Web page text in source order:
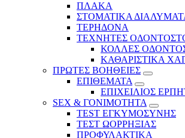
ΠΛΑΚΑ
ΣΤΟΜΑΤΙΚΑ
ΤΕΡΗΔΟΝΑ
ΤΕΧΝΗΤΕΣ
ΚΟΛΛΕΣ
ΚΑΘΑΡΙΣΤΙΚΑ
ΠΡΩΤΕΣ ΒΟΗΘΕΙΕΣ
ΕΠΙΘΕΜΑΤΑ
ΕΠΙΧΕΙΛΙΟΣ
SEX & ΓΟΝΙΜΟΤΗΤΑ
TEST ΕΓΚΥΜΟΣΥΝΗΣ
ΤΕΣΤ ΩΟΡΡΗΞΙΑΣ
ΠΡΟΦΥΛΑΚΤΙΚΑ